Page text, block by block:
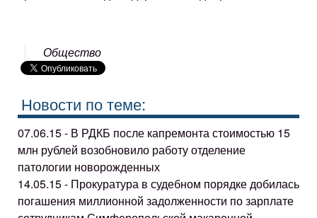
Общество
Новости по теме:
07.06.15 - В РДКБ после капремонта стоимостью 15
млн рублей возобновило работу отделение
патологии новорожденных
14.05.15 - Прокуратура в судебном порядке добилась
погашения миллионной задолженности по зарплате